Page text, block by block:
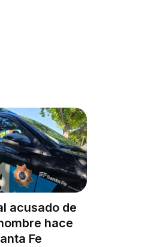
acusado de
hace
Fe